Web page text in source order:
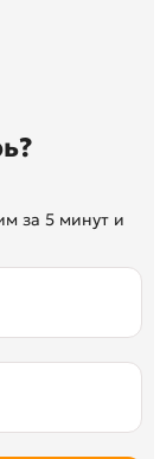
за 5 минут и